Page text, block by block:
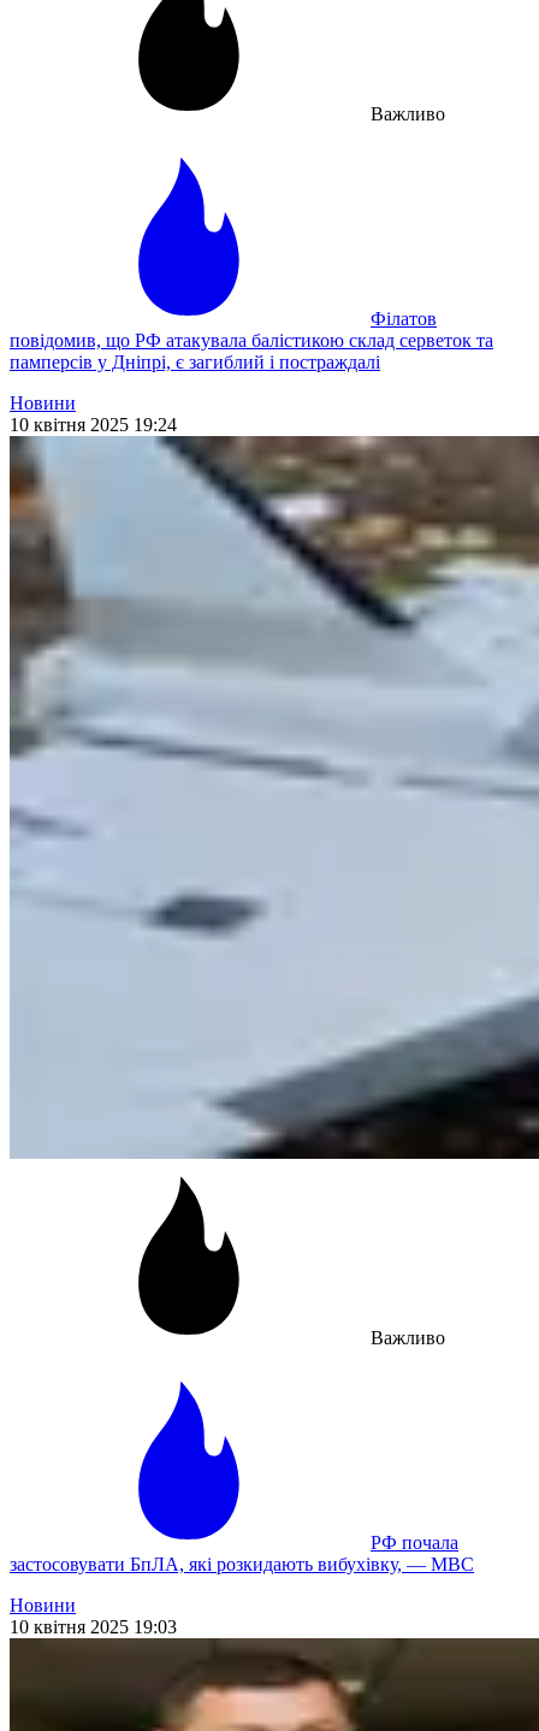
Важливо
Філатов
повідомив, що РФ атакувала балістикою склад серветок та
памперсів у Дніпрі, є загиблий і постраждалі
Новини
10 квітня 2025 19:24
Важливо
РФ почала
застосовувати БпЛА, які розкидають вибухівку, — МВС
Новини
10 квітня 2025 19:03